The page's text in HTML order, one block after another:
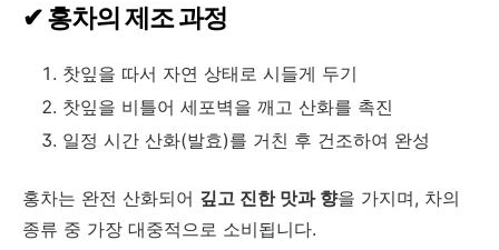
✔ 홍차의 제조 과정
찻잎을 따서 자연 상태로 시들게 두기
찻잎을 비틀어 세포벽을 깨고 산화를 촉진
일정 시간 산화(발효)를 거친 후 건조하여 완성
홍차는 완전 산화되어 깊고 진한 맛과 향을 가지며, 차의
종류 중 가장 대중적으로 소비됩니다.